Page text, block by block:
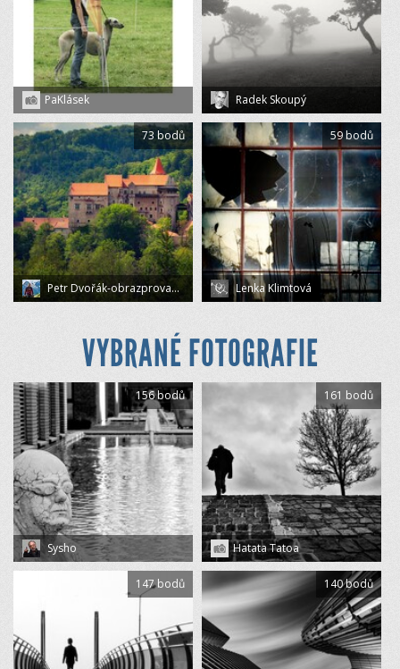
PaKlásek Radek Skoupý
Petr Dvořák-obrazprovas.cz
73 bodů
Lenka Klimtová
59 bodů
VYBRANÉ FOTOGRAFIE
Sysho
156 bodů
Hatata Tatoa
161 bodů
147 bodů 140 bodů